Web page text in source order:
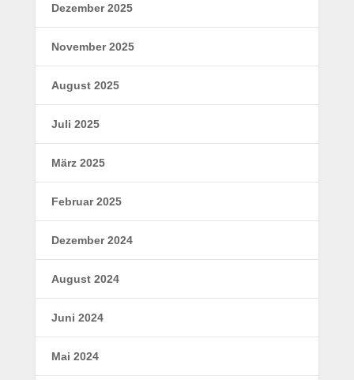
Dezember 2025
November 2025
August 2025
Juli 2025
März 2025
Februar 2025
Dezember 2024
August 2024
Juni 2024
Mai 2024